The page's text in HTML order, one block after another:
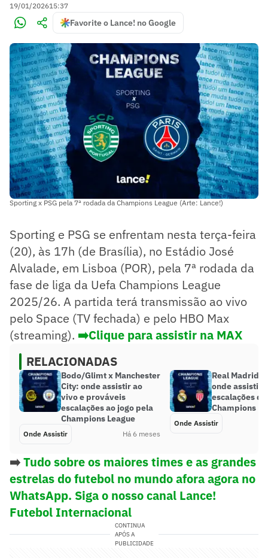
19/01/202615:37
Favorite o Lance! no Google
Sporting x PSG pela 7ª rodada da Champions League (Arte: Lance!)
Sporting e PSG se enfrentam nesta terça-feira
(20), às 17h (de Brasília), no Estádio José
Alvalade, em Lisboa (POR), pela 7ª rodada da
fase de liga da Uefa Champions League
2025/26. A partida terá transmissão ao vivo
pelo Space (TV fechada) e pelo HBO Max
(streaming). ➡️Clique para assistir na MAX
RELACIONADAS
Bodo/Glimt x Manchester
City: onde assistir ao
vivo e prováveis
escalações ao jogo pela
Champions League
Onde Assistir Há 6 meses
Real Madrid x
onde assistir
escalações
Champions
Onde Assistir
➡️Tudo sobre os maiores times e as grandes
estrelas do futebol no mundo afora agora no
WhatsApp. Siga o nosso canal Lance!
Futebol Internacional
CONTINUA
APÓS A
PUBLICIDADE